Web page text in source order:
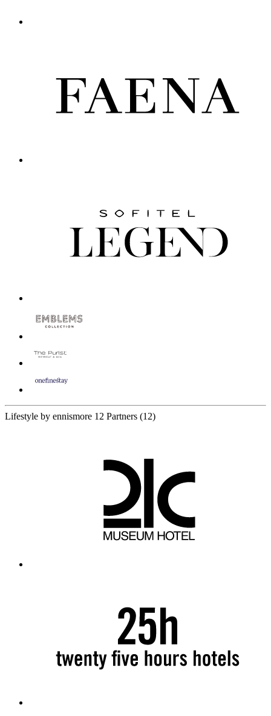
Lifestyle by ennismore 12 Partners (12)